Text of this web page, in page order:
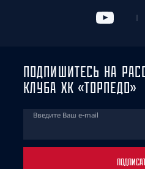
ПОДПИШИТЕСЬ НА
КЛУБА ХК «ТОРПЕДО»
Введите Ваш e-mail